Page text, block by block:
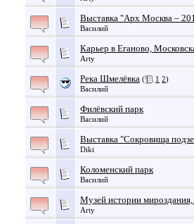
Выставка "Арх Москва –
Василий
Карьер в Еганово,
Arty
Река Шмелёвка ( 1 2)
Василий
Филёвский парк
Василий
Выставка "Сокровища
Diki
Коломенский парк
Василий
Музей истории мироздания,
Arty